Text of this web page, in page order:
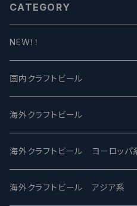
CATEGORY
NEW！！
国内クラフトビール
UCHU BREWING -うちゅうブル
バテレ -VERTERE
2nd Story Ale Works -セカンド
海外クラフトビール
Modern Times モダンタイム
Maui マウイ
海外クラフトビール ヨーロッパ
UnBarred -アンバード
海外クラフトビール アジア系